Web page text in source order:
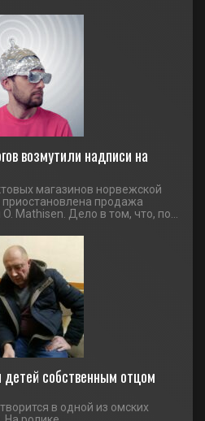
возмутили надписи на
магазинов норвежской
продажа
Mathisen. Дело в том, что, по...
собственным отцом
в одной из омских